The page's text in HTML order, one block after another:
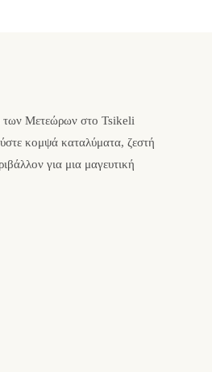
των Μετεώρων στο Tsikeli
κομψά καταλύματα, ζεστή
για μια μαγευτική